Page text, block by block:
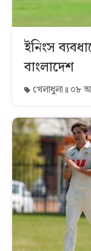
ইনিংস
বাংলাদেশ
খেলাধুলা ০৮